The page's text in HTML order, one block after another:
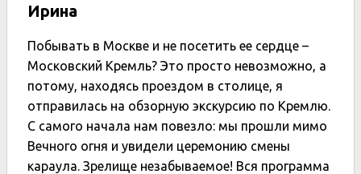
Ирина
Побывать в Москве и не посетить ее сердце –
Московский Кремль? Это просто невозможно, а
потому, находясь проездом в столице, я
отправилась на обзорную экскурсию по Кремлю.
С самого начала нам повезло: мы прошли мимо
Вечного огня и увидели церемонию смены
караула. Зрелище незабываемое! Вся программа